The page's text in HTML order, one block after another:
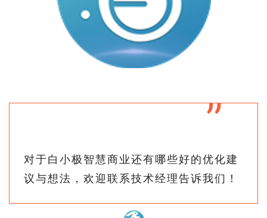
”
对于白小极智慧商业还有哪些好的优化建
议与想法，欢迎联系技术经理告诉我们！